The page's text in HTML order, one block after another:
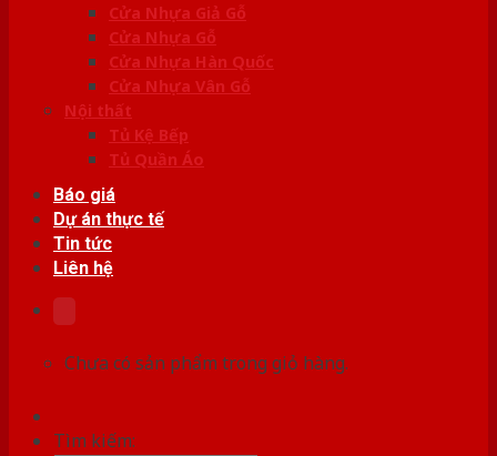
Cửa Nhựa Giả Gỗ
Cửa Nhựa Gỗ
Cửa Nhựa Hàn Quốc
Cửa Nhựa Vân Gỗ
Nội thất
Tủ Kệ Bếp
Tủ Quần Áo
Báo giá
Dự án thực tế
Tin tức
Liên hệ
Chưa có sản phẩm trong giỏ hàng.
Tìm kiếm: